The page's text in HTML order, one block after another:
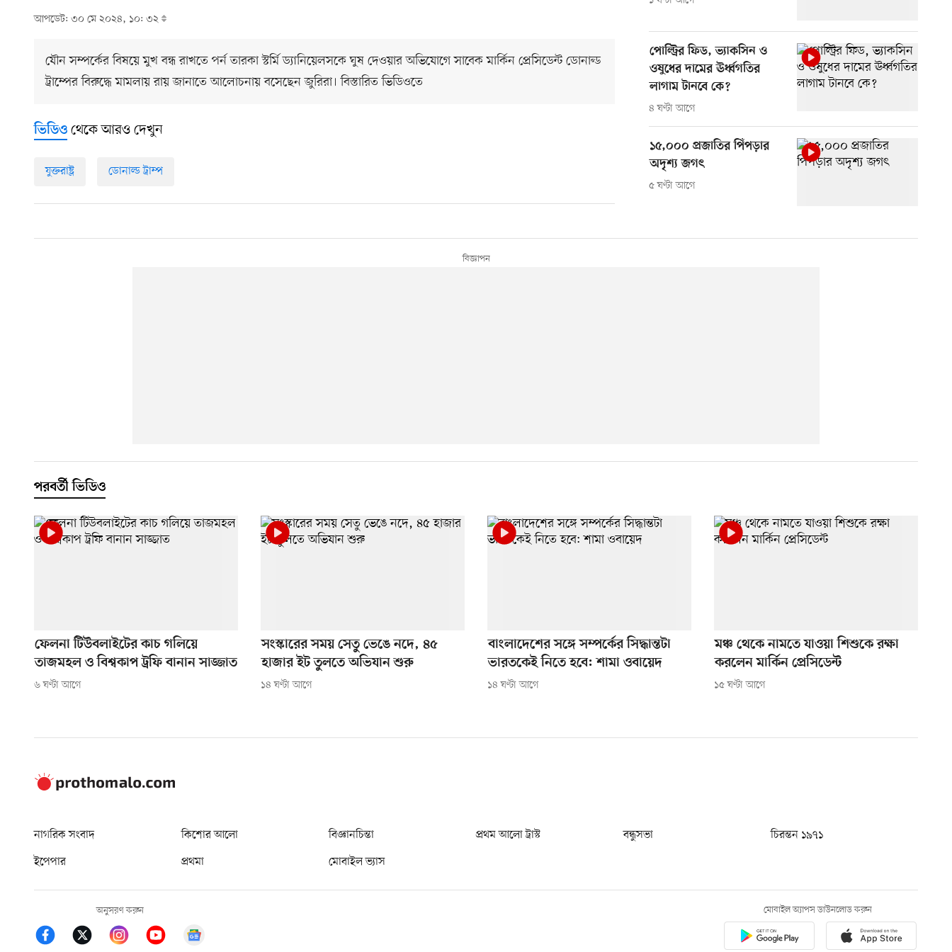
আপডেট: ৩০ মে ২০২৪, ১০: ৩২
যৌন সম্পর্কের বিষয়ে মুখ বন্ধ রাখতে পর্ন তারকা স্টর্মি ড্যানিয়েলসকে ঘুষ দেওয়ার অভিযোগে সাবেক মার্কিন প্রেসিডেন্ট ডোনাল্ড
ট্রাম্পের বিরুদ্ধে মামলায় রায় জানাতে আলোচনায় বসেছেন জুরিরা। বিস্তারিত ভিডিওতে
পোল্ট্রির ফিড, ভ্যাকসিন ও
ওষুধের দামের ঊর্ধ্বগতির
লাগাম টানবে কে?
৪ ঘণ্টা আগে
১৫,০০০ প্রজাতির পিঁপড়ার
অদৃশ্য জগৎ
৫ ঘণ্টা আগে
ভিডিও থেকে আরও দেখুন
যুক্তরাষ্ট্র ডোনাল্ড ট্রাম্প
পরবর্তী ভিডিও
ফেলনা টিউবলাইটের কাচ গলিয়ে
তাজমহল ও বিশ্বকাপ ট্রফি বানান সাজ্জাত
৬ ঘণ্টা আগে
সংস্কারের সময় সেতু ভেঙে নদে, ৪৫
হাজার ইট তুলতে অভিযান শুরু
১৪ ঘণ্টা আগে
বাংলাদেশের সঙ্গে সম্পর্কের সিদ্ধান্তটা
ভারতকেই নিতে হবে: শামা ওবায়েদ
১৪ ঘণ্টা আগে
মঞ্চ থেকে নামতে যাওয়া শিশুকে রক্ষা
করলেন মার্কিন প্রেসিডেন্ট
১৫ ঘণ্টা আগে
নাগরিক সংবাদ কিশোর আলো বিজ্ঞানচিন্তা প্রথম আলো ট্রাস্ট বন্ধুসভা
চিরন্তন ১৯৭১
ইপেপার
প্রথমা মোবাইল ভ্যাস
অনুসরণ করুন মোবাইল অ্যাপস ডাউনলোড করুন